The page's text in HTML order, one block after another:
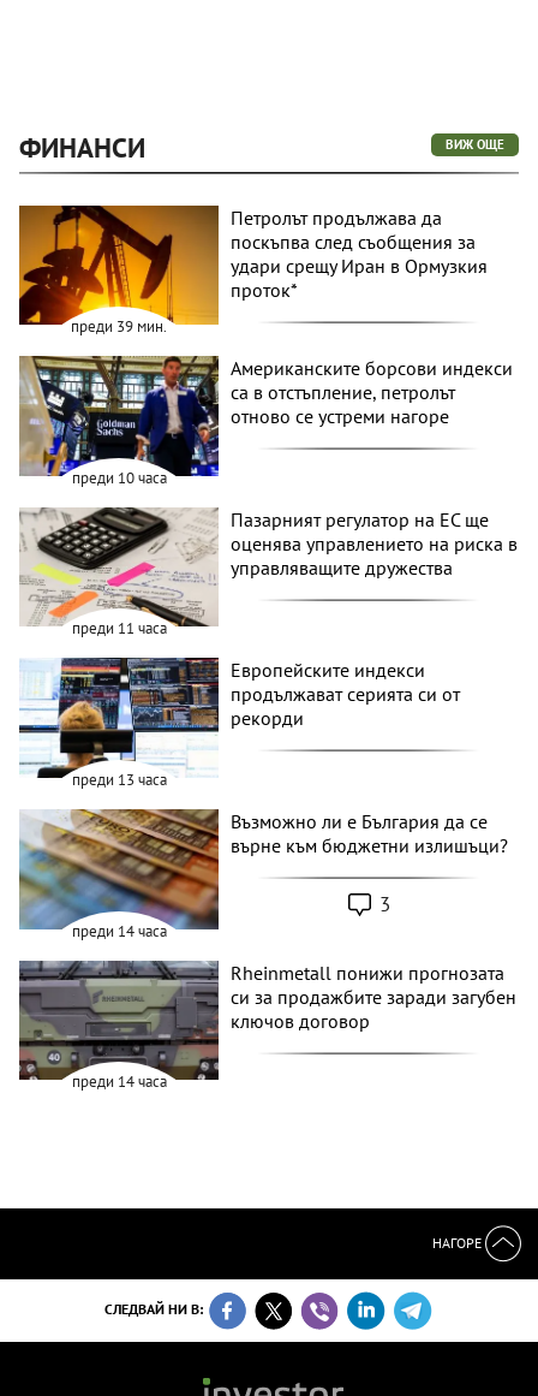
ФИНАНСИ ВИЖ ОЩЕ
преди 39 мин.
Петролът продължава да
поскъпва след съобщения за
удари срещу Иран в Ормузкия
проток*
преди 10 часа
Американските борсови индекси
са в отстъпление, петролът
отново се устреми нагоре
преди 11 часа
Пазарният регулатор на ЕС ще
оценява управлението на риска в
управляващите дружества
преди 13 часа
Европейските индекси
продължават серията си от
рекорди
преди 14 часа
Възможно ли е България да се
върне към бюджетни излишъци?
3
преди 14 часа
Rheinmetall понижи прогнозата
си за продажбите заради загубен
ключов договор
НАГОРЕ
СЛЕДВАЙ НИ В: